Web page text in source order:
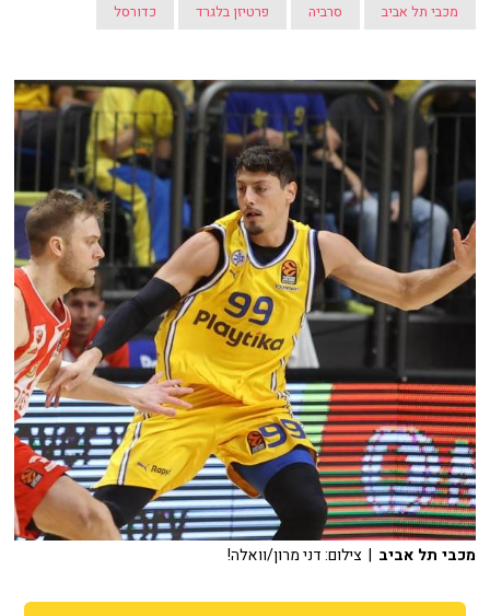
מכבי תל אביב סרביה פרטיזן בלגרד כדורסל
מכבי תל אביב | צילום: דני מרון/וואלה!